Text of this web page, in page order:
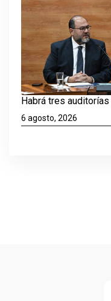
Habrá tres
6 agosto, 2026